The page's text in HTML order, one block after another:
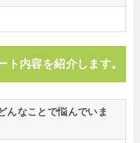
ト内容を紹介します。
んなことで悩んでいま